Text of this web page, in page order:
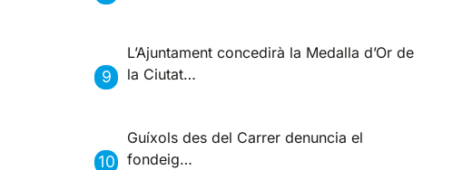
L’Ajuntament concedirà la Medalla d’Or de
la Ciutat…
Guíxols des del Carrer denuncia el
fondeig…